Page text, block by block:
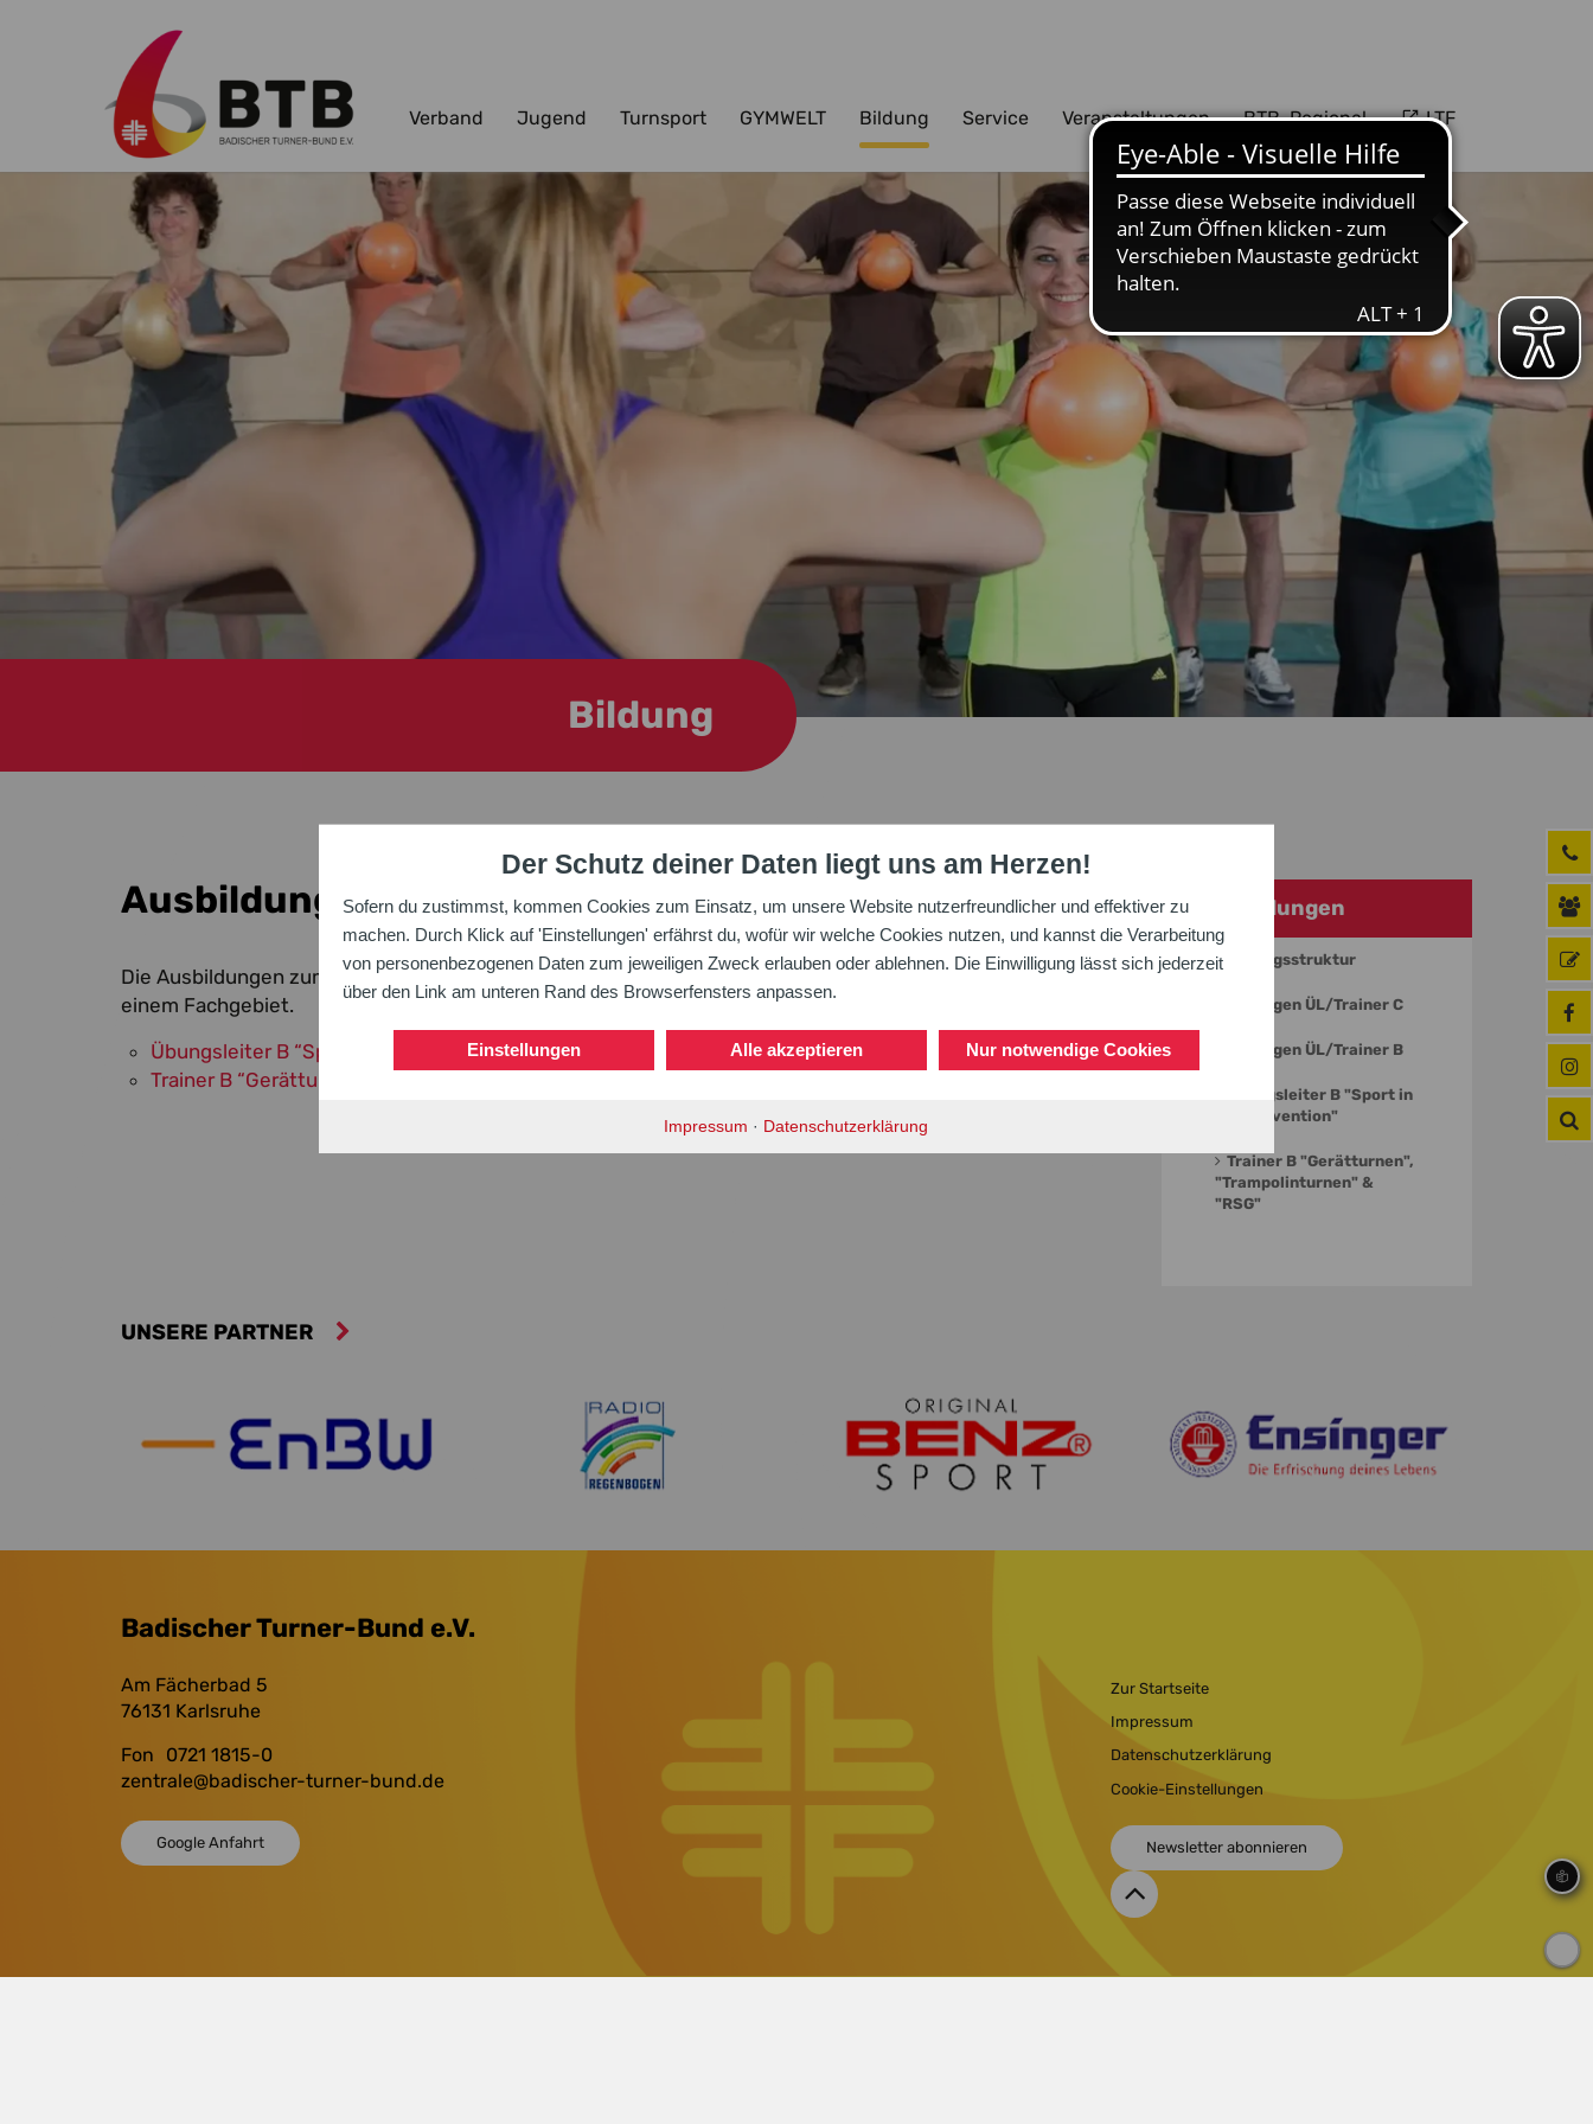
Der Schutz deiner Daten liegt uns am Herzen!
Sofern du zustimmst, kommen Cookies zum Einsatz, um unsere Website nutzerfreundlicher und effektiver zu
machen. Durch Klick auf 'Einstellungen' erfährst du, wofür wir welche Cookies nutzen, und kannst die Verarbeitung
von personenbezogenen Daten zum jeweiligen Zweck erlauben oder ablehnen. Die Einwilligung lässt sich jederzeit
über den Link am unteren Rand des Browserfensters anpassen.
Einstellungen Alle akzeptieren Nur notwendige Cookies
Impressum · Datenschutzerklärung
Zum Hauptinhalt springen
Verband Jugend Turnsport GYMWELT Bildung Service Veranstaltungen BTB-Regional LTF
Bildung
Ausbildungen Übungsleiter/Trainer B
Die Ausbildungen zum Trainer/Übungsleiter B (= 2. Lizenzstufe) bieten fundierte vertiefende Kenntnisse in
einem Fachgebiet.
Übungsleiter B “Sport in der Prävention”
Trainer B “Gerätturnen, ”Trampolinturnen" & “RSG”
Ausbildungen
Ausbildungsstruktur
Ausbildungen ÜL/Trainer C
Ausbildungen ÜL/Trainer B
Übungsleiter B "Sport in
der Prävention"
Trainer B "Gerätturnen",
"Trampolinturnen" &
"RSG"
UNSERE PARTNER
Badischer Turner-Bund e.V.
Am Fächerbad 5
76131 Karlsruhe
Fon
0721 1815-0
zentrale@badischer-turner-bund.de
Google Anfahrt
Zur Startseite
Impressum
Datenschutzerklärung
Cookie-Einstellungen
Newsletter abonnieren